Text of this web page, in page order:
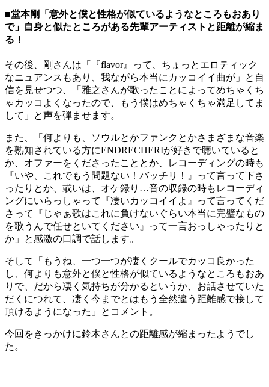
■堂本剛「意外と僕と性格が似ているようなところもおあり
で」自身と似たところがある先輩アーティストと距離が縮ま
る！
その後、剛さんは「『flavor』って、ちょっとエロティック
なニュアンスもあり、我ながら本当にカッコイイ曲が」と自
信を見せつつ、「雅之さんが歌ったことによってめちゃくち
ゃカッコよくなったので、もう僕はめちゃくちゃ満足してま
して」と声を弾ませます。
また、「何よりも、ソウルとかファンクとかさまざまな音楽
を熟知されている方にENDRECHERIが好きで聴いていると
か、オファーをくださったこととか、レコーディングの時も
『いや、これでもう問題ない！バッチリ！』って言って下さ
ったりとか、或いは、オケ録り…音の収録の時もレコーディ
ングにいらっしゃって『凄いカッコイイよ』って言ってくだ
さって『じゃぁ歌はこれに負けないぐらい本当に完璧なもの
を歌うんで任せといてください』って一言おっしゃったりと
か」と感激の口調で話します。
そして「もうね、一つ一つが凄くクールでカッコ良かった
し、何よりも意外と僕と性格が似ているようなところもおあ
りで、だから凄く気持ちが分かるというか、お話させていた
だくにつれて、凄く今までとはもう全然違う距離感で接して
頂けるようになった」とコメント。
今回をきっかけに鈴木さんとの距離感が縮まったようでし
た。